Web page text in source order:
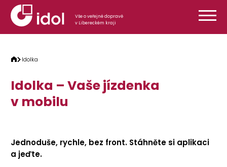
Přeskočit na obsah
Vše o veřejné dopravě
v Libereckém kraji
Idolka
Idolka – Vaše jízdenka
v mobilu
Jednoduše, rychle, bez front. Stáhněte si aplikaci
a jeďte.